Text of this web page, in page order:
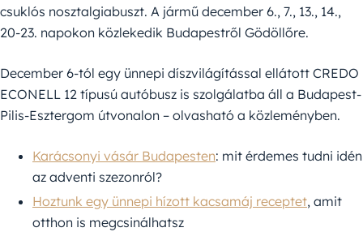
csuklós nosztalgiabuszt. A jármű december 6., 7., 13., 14.,
20-23. napokon közlekedik Budapestről Gödöllőre.
December 6-tól egy ünnepi díszvilágítással ellátott CREDO
ECONELL 12 típusú autóbusz is szolgálatba áll a Budapest-
Pilis-Esztergom útvonalon – olvasható a közleményben.
Karácsonyi vásár Budapesten: mit érdemes tudni idén
az adventi szezonról?
Hoztunk egy ünnepi hízott kacsamáj receptet, amit
otthon is megcsinálhatsz